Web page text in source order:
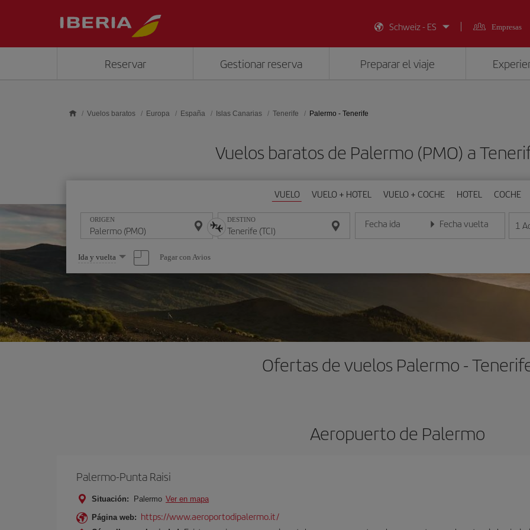
Schweiz - ES
Empresas
Reservar Gestionar reserva Preparar el viaje
Vuelos baratos Europa España Islas Canarias Tenerife Palermo - Tenerife
Vuelos baratos de Palermo (PMO) a
VUELO VUELO + HOTEL VUELO + COCHE HOTEL COCHE
ORIGEN DESTINO Fecha ida
Introduce la fecha en formato día/mes/año
Fecha vuelta
Introduce la fecha en 1
Seleccione
una
opción
Ida y vuelta Pagar con Avios
Ofertas de vuelos Palermo -
Aeropuerto de Palermo
Palermo-Punta Raisi
Situación: Palermo Ver en mapa
Página web: https://www.aeroportodipalermo.it/